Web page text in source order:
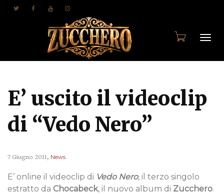
E’ uscito il videoclip
di “Vedo Nero”
7 Giugno 2011, News
E’ online il videoclip di Vedo Nero, il terzo singolo
estratto da Chocabeck, il nuovo album di Zucchero.